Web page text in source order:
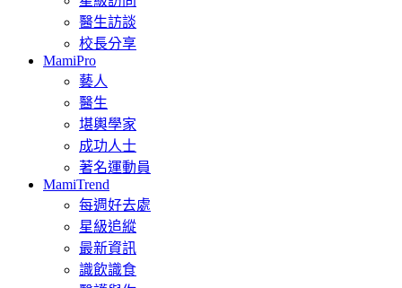
醫生訪談
校長分享
MamiPro
藝人
醫生
堪輿學家
成功人士
著名運動員
MamiTrend
每週好去處
星級追縱
最新資訊
識飲識食